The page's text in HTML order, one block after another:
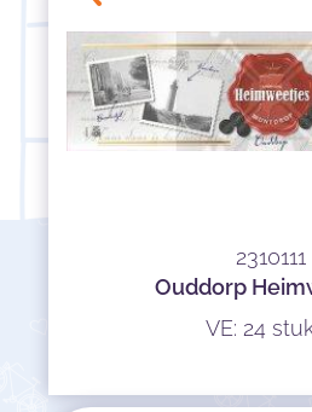
2310111
Ouddorp
VE: 24